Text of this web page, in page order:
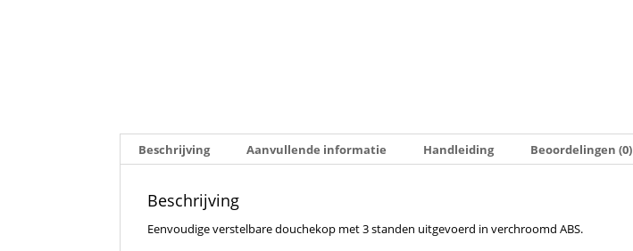
Beschrijving Aanvullende informatie Handleiding Beoordelingen (0)
Beschrijving
Eenvoudige verstelbare douchekop met 3 standen uitgevoerd in verchroomd ABS.